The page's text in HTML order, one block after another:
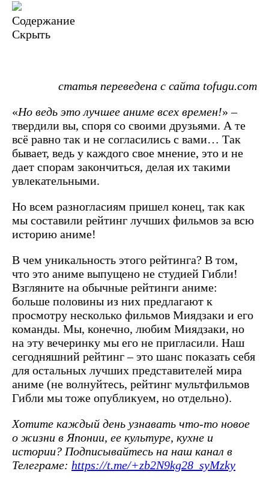
Содержание
Скрыть
статья переведена с сайта tofugu.com
«Но ведь это лучшее аниме всех времен!» –
твердили вы, споря со своими друзьями. А те
всё равно так и не согласились с вами… Так
бывает, ведь у каждого свое мнение, это и не
дает спорам закончиться, делая их такими
увлекательными.
Но всем разногласиям пришел конец, так как
мы составили рейтинг лучших фильмов за всю
историю аниме!
В чем уникальность этого рейтинга? В том,
что это аниме выпущено не студией Гибли!
Взгляните на обычные рейтинги аниме:
больше половины из них предлагают к
просмотру несколько фильмов Миядзаки и его
команды. Мы, конечно, любим Миядзаки, но
на эту вечеринку мы его не пригласили. Наш
сегодняшний рейтинг – это шанс показать себя
для остальных лучших представителей мира
аниме (не волнуйтесь, рейтинг мультфильмов
Гибли мы тоже опубликуем, но отдельно).
Хотите каждый день узнавать что-то новое
о жизни в Японии, ее культуре, кухне и
истории? Подписывайтесь на наш канал в
Телеграме: https://t.me/+zb2N9kg28_syMzky